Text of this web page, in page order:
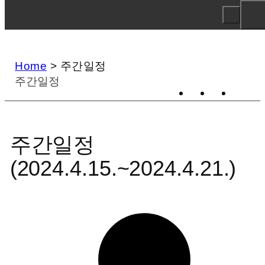
Home > 주간일정
주간일정
주간일정
(2024.4.15.~2024.4.21.)